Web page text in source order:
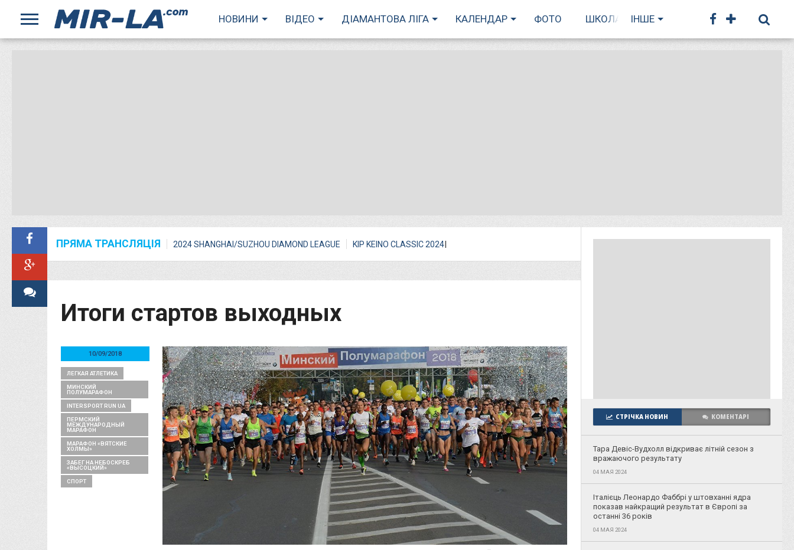
НОВИНИ ВІДЕО ДІАМАНТОВА ЛІГА КАЛЕНДАР ФОТО ШКОЛА БІГУ
ІНШЕ
ПРЯМА ТРАНСЛЯЦІЯ 2024 SHANGHAI/SUZHOU DIAMOND LEAGUE I
KIP KEINO CLASSIC 2024
Итоги стартов выходных
10/09/2018
ЛЕГКАЯ АТЛЕТИКА
МИНСКИЙ
ПОЛУМАРАФОН
INTERSPORT RUN UA
ПЕРМСКИЙ
МЕЖДУНАРОДНЫЙ
МАРАФОН
МАРАФОН «ВЯТСКИЕ
ХОЛМЫ»
ЗАБЕГ НА НЕБОСКРЕБ
«ВЫСОЦКИЙ»
СПОРТ
СТРІЧКА НОВИН КОМЕНТАРІ
Тара Девіс-Вудхолл відкриває літній сезон з
вражаючого результату
04 МАЯ 2024
Італієць Леонардо Фаббрі у штовханні ядра
показав найкращий результат в Європі за
останні 36 років
04 МАЯ 2024